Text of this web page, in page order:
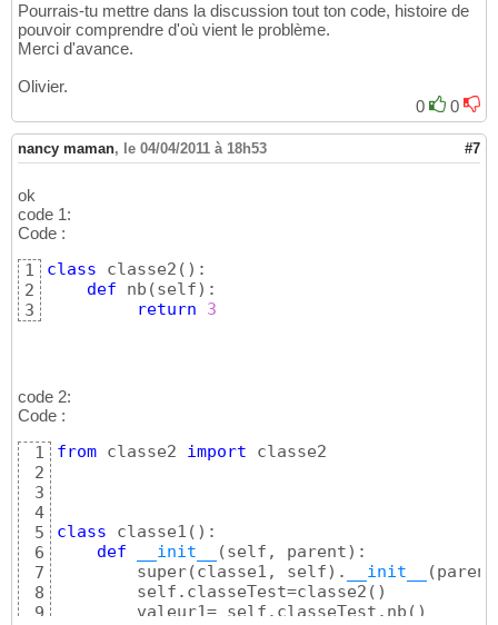
Pourrais-tu mettre dans la discussion tout ton code, histoire de
pouvoir comprendre d'où vient le problème.
Merci d'avance.
Olivier.
0
0
nancy maman, le 04/04/2011 à 18h53 #7
ok
code 1:
Code :
1
2
3
class classe2 ( ) :
def nb (self) :
return
3
code 2:
Code :
1
2
3
4
5
6
7
8
9
from classe2 import classe2
class classe1 ( ) :
def
__init__ (self, parent) :
        super
(classe1, self) . __init__ (parent
        self.classeTest=classe2
( )
        valeur1= self.classeTest.nb
( )